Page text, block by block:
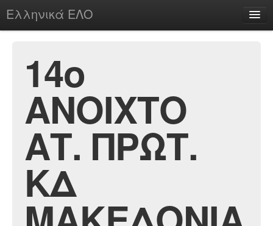
Ελληνικά ΕΛΟ
chesstu.be @ discord
Login
14ο
ΑΝΟΙΧΤΟ
ΑΤ. ΠΡΩΤ.
ΚΔ